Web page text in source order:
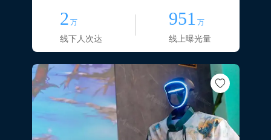
2 万
线下人次达
951 万
线上曝光量